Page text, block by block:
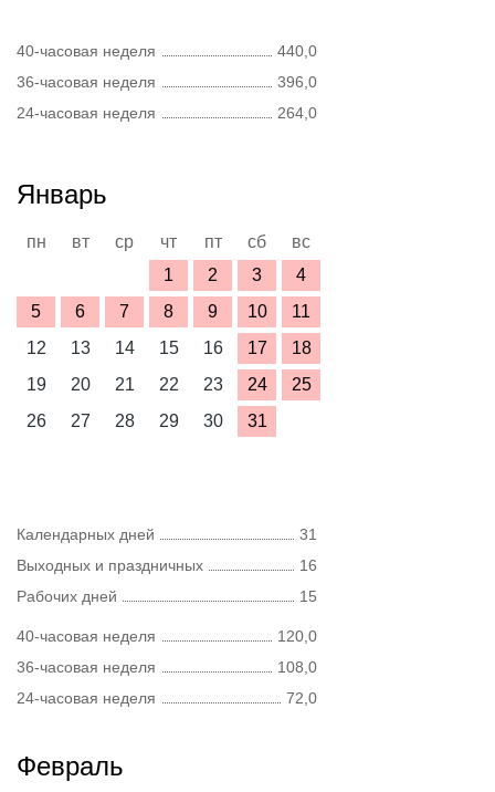
40-часовая неделя
440,0
36-часовая неделя
396,0
24-часовая неделя
264,0
Январь
пн вт ср чт пт сб
вс
1
2 3
4
5
6 7 8 9 10
11
12
13 14 15 16 17
18
19
20 21 22 23 24
25
26
27 28 29 30 31
Календарных дней
31
Выходных и праздничных
16
Рабочих дней
15
40-часовая неделя
120,0
36-часовая неделя
108,0
24-часовая неделя
72,0
Февраль